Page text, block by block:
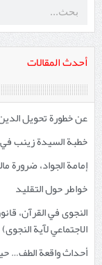
أحدث المقالات
عن خطورة تحويل
خطبة السيدة زينب
إمامة الجواد، ضرورة
خواطر حول التقليد
النجوى في القرآن،
الاجتماعي لآية النجوى)
أحداث واقعة الطف…